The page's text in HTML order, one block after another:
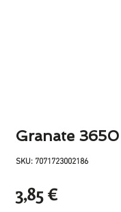
Granate 3650
SKU: 7071723002186
3,85 €